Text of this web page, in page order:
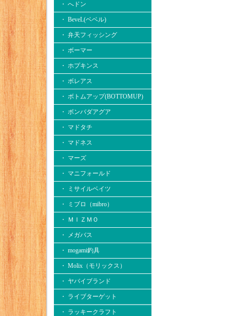
・ へドン
・ BeveL(ベベル)
・ 弁天フィッシング
・ ボーマー
・ ホプキンス
・ ボレアス
・ ボトムアップ(BOTTOMUP)
・ ボンバダアグア
・ マドタチ
・ マドネス
・ マーズ
・ マニフォールド
・ ミサイルベイツ
・ ミブロ（mibro）
・ ＭＩＺＭＯ
・ メガバス
・ mogami釣具
・ Molix（モリックス）
・ ヤバイブランド
・ ライブターゲット
・ ラッキークラフト